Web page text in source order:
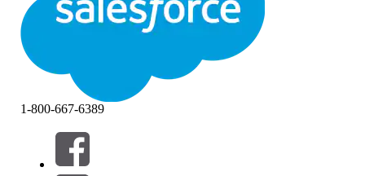
Fechar Fechar
Filtrar por (0)
SELECIONAR FILTROS
1-800-667-6389